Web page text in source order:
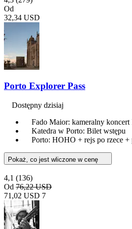
Od
32,34 USD
Porto Explorer Pass
Dostępny dzisiaj
Fado Maior: kameralny koncert
Katedra w Porto: Bilet wstępu
Porto: HOHO + rejs po rzece
Pokaż, co jest wliczone w cenę
4,1 (136)
Od 76,22 USD
71,02 USD 7